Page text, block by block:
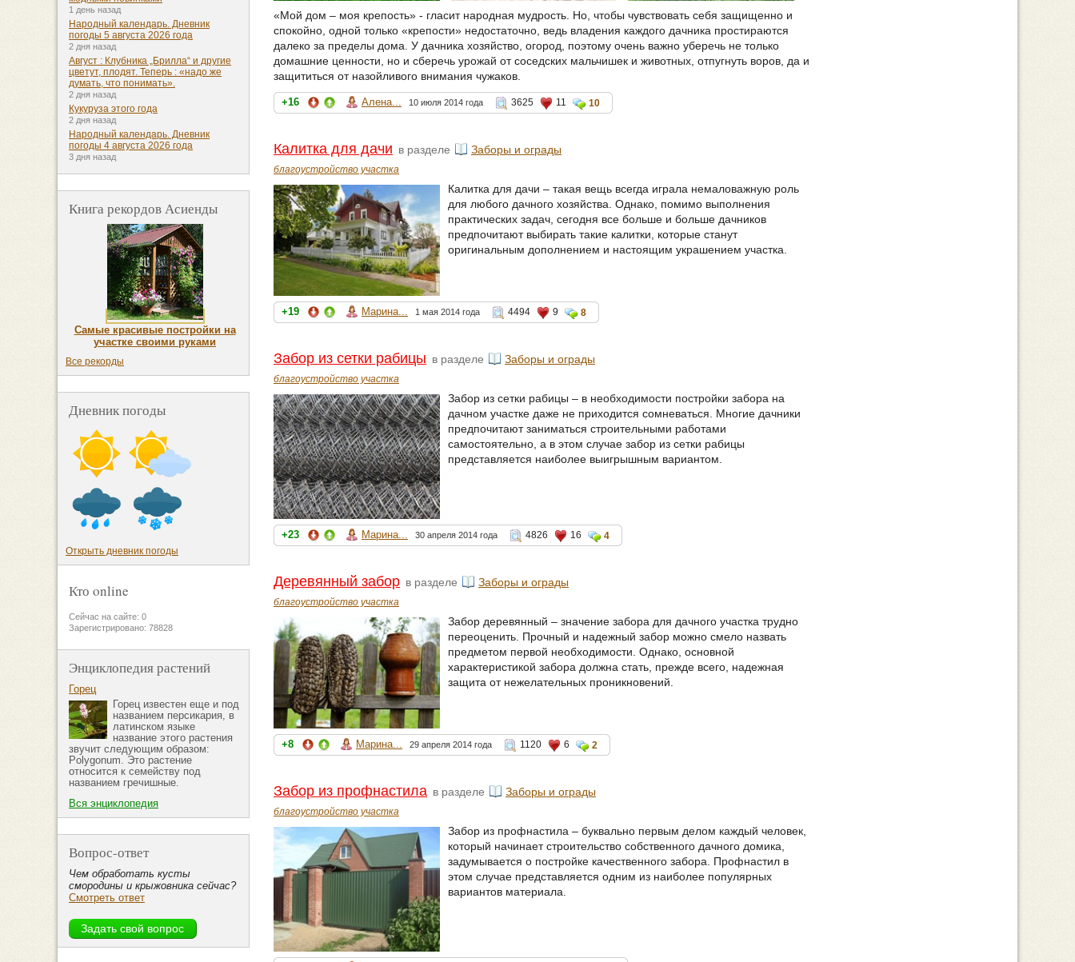
«Мой дом – моя крепость» - гласит народная мудрость. Но, чтобы чувствовать себя защищенно и
спокойно, одной только «крепости» недостаточно, ведь владения каждого дачника простираются
далеко за пределы дома. У дачника хозяйство, огород, поэтому очень важно уберечь не только
домашние ценности, но и сберечь урожай от соседских мальчишек и животных, отпугнуть воров, да и
защититься от назойливого внимания чужаков.
+16 Алена... 10 июля 2014 года 3625 11 10
Калитка для дачи в разделе Заборы и ограды
благоустройство участка
Калитка для дачи – такая вещь всегда играла немаловажную роль
для любого дачного хозяйства. Однако, помимо выполнения
практических задач, сегодня все больше и больше дачников
предпочитают выбирать такие калитки, которые станут
оригинальным дополнением и настоящим украшением участка.
+19 Марина... 1 мая 2014 года 4494 9 8
Забор из сетки рабицы в разделе Заборы и ограды
благоустройство участка
Забор из сетки рабицы – в необходимости постройки забора на
дачном участке даже не приходится сомневаться. Многие дачники
предпочитают заниматься строительными работами
самостоятельно, а в этом случае забор из сетки рабицы
представляется наиболее выигрышным вариантом.
+23 Марина... 30 апреля 2014 года 4826 16 4
Деревянный забор в разделе Заборы и ограды
благоустройство участка
Забор деревянный – значение забора для дачного участка трудно
переоценить. Прочный и надежный забор можно смело назвать
предметом первой необходимости. Однако, основной
характеристикой забора должна стать, прежде всего, надежная
защита от нежелательных проникновений.
+8 Марина... 29 апреля 2014 года 1120 6 2
Забор из профнастила в разделе Заборы и ограды
благоустройство участка
Забор из профнастила – буквально первым делом каждый человек,
который начинает строительство собственного дачного домика,
задумывается о постройке качественного забора. Профнастил в
этом случае представляется одним из наиболее популярных
вариантов материала.
1 день назад
Народный календарь. Дневник
погоды 5 августа 2026 года
2 дня назад
Август : Клубника „Брилла“ и другие
цветут, плодят. Теперь : «надо же
думать, что понимать».
2 дня назад
Кукуруза этого года
2 дня назад
Народный календарь. Дневник
погоды 4 августа 2026 года
3 дня назад
Книга рекордов Асиенды
Самые красивые постройки на
участке своими руками
Все рекорды
Дневник погоды
Открыть дневник погоды
Кто online
Сейчас на сайте: 0
Зарегистрировано: 78828
Энциклопедия растений
Горец
Горец известен еще и под
названием персикария, в
латинском языке
название этого растения
звучит следующим образом:
Polygonum. Это растение
относится к семейству под
названием гречишные.
Вся энциклопедия
Вопрос-ответ
Чем обработать кусты
смородины и крыжовника сейчас?
Смотреть ответ